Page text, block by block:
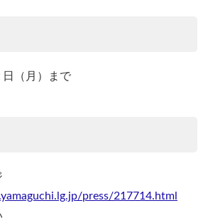
日（月）まで
press/217714.html